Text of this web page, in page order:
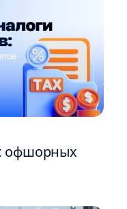
офшорных